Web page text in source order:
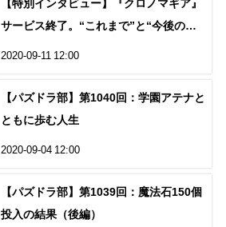
【特別インタビュー】『クロノマギア』
サービス終了。“これまで”と“今後の展
2020-09-11 12:00
【パズドラ部】第1040回：学園アテナと
ともに歩む人生
2020-09-04 12:00
【パズドラ部】第1039回：魔法石150個
投入の結果（後編）